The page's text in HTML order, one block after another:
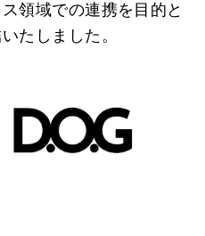
領域での連携を目的と
たしました。